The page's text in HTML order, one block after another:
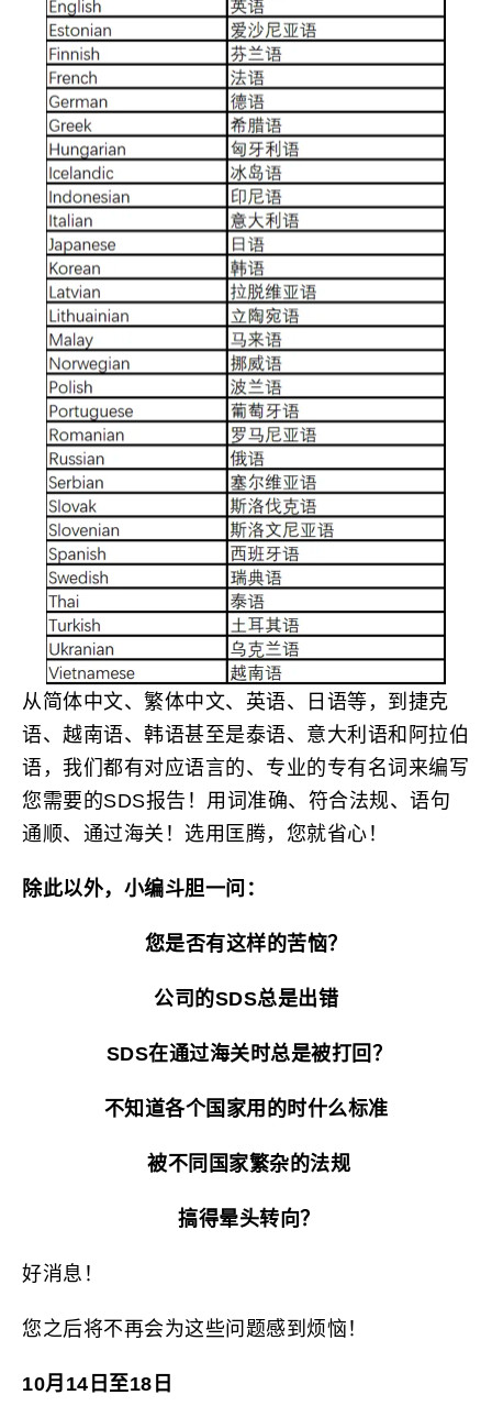
从简体中文、繁体中文、英语、日语等，到捷克
语、越南语、韩语甚至是泰语、意大利语和阿拉伯
语，我们都有对应语言的、专业的专有名词来编写
您需要的SDS报告！用词准确、符合法规、语句
通顺、通过海关！选用匡腾，您就省心！
除此以外，小编斗胆一问：
您是否有这样的苦恼？
公司的SDS总是出错
SDS在通过海关时总是被打回？
不知道各个国家用的时什么标准
被不同国家繁杂的法规
搞得晕头转向？
好消息！
您之后将不再会为这些问题感到烦恼！
10月14日至18日